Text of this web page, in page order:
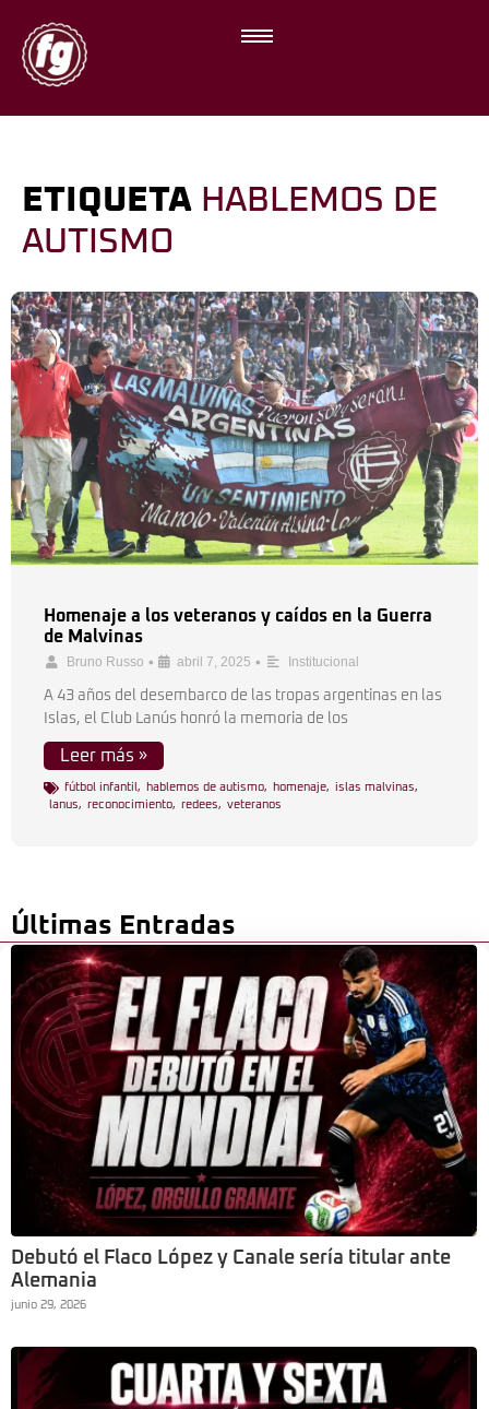
ETIQUETA HABLEMOS DE
AUTISMO
Homenaje a los veteranos y caídos en la Guerra
de Malvinas
Bruno Russo • abril 7, 2025 • Institucional
A 43 años del desembarco de las tropas argentinas en las
Islas, el Club Lanús honró la memoria de los
Leer más »
fútbol infantil , hablemos de autismo, homenaje, islas malvinas,
lanus, reconocimiento, redees, veteranos
Últimas Entradas
Debutó el Flaco López y Canale sería titular ante
Alemania
junio 29, 2026